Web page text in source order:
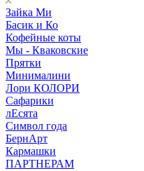
Зайка Ми
Басик и Ко
Кофейные коты
Мы - Кваковские
Прятки
Минималини
Лори КОЛОРИ
Сафарики
лЕсята
Символ года
БернАрт
Кармашки
ПАРТНЕРАМ